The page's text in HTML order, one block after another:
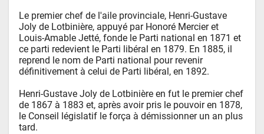
Le premier chef de l'aile provinciale, Henri-Gustave
Joly de Lotbinière, appuyé par Honoré Mercier et
Louis-Amable Jetté, fonde le Parti national en 1871 et
ce parti redevient le Parti libéral en 1879. En 1885, il
reprend le nom de Parti national pour revenir
définitivement à celui de Parti libéral, en 1892.
Henri-Gustave Joly de Lotbinière en fut le premier chef
de 1867 à 1883 et, après avoir pris le pouvoir en 1878,
le Conseil législatif le força à démissionner un an plus
tard.